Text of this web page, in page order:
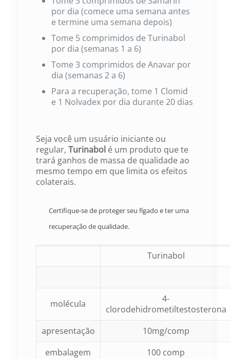
por dia (comece uma semana antes
e termine uma semana depois)
Tome 5 comprimidos de Turinabol
por dia (semanas 1 a 6)
Tome 3 comprimidos de Anavar por
dia (semanas 2 a 6)
Para a recuperação, tome 1 Clomid
e 1 Nolvadex por dia durante 20 dias
Seja você um usuário iniciante ou
regular, Turinabolé um produto que te
trará ganhos de massa de qualidade ao
mesmo tempo em que limita os efeitos
colaterais.
Certifique-se de proteger seu fígado e ter uma
recuperação de qualidade.
Turinabol
molécula
4-
clorodehidrometiltestosterona
apresentação
10mg/comp
embalagem
100 comp